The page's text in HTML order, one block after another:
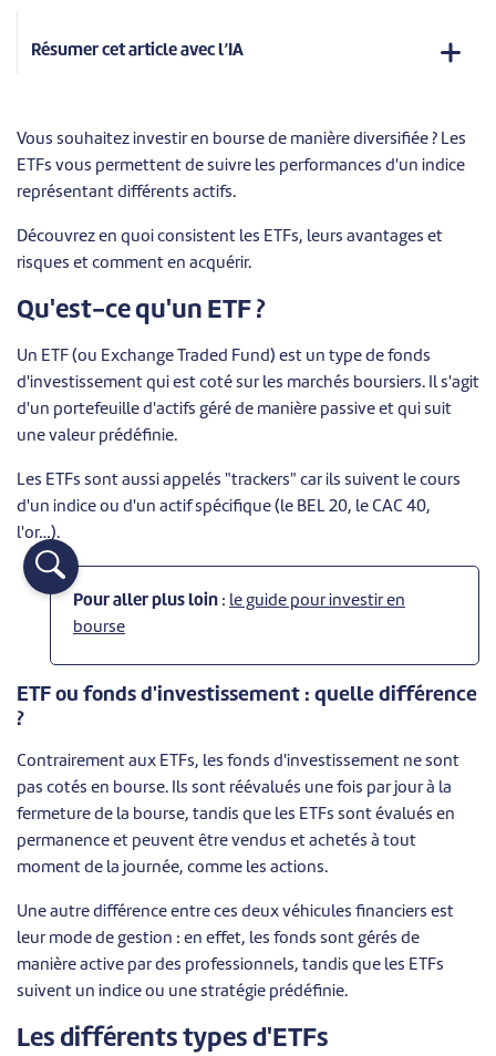
Résumer cet article avec l’IA
Vous souhaitez investir en bourse de manière diversifiée ? Les
ETFs vous permettent de suivre les performances d'un indice
représentant différents actifs.
Découvrez en quoi consistent les ETFs, leurs avantages et
risques et comment en acquérir.
Qu'est-ce qu'un ETF ?
Un ETF (ou Exchange Traded Fund) est un type de fonds
d'investissement qui est coté sur les marchés boursiers. Il s'agit
d'un portefeuille d'actifs géré de manière passive et qui suit
une valeur prédéfinie.
Les ETFs sont aussi appelés "trackers" car ils suivent le cours
d'un indice ou d'un actif spécifique (le BEL 20, le CAC 40,
l'or…).
Pour aller plus loin : le guide pour investir en
bourse
ETF ou fonds d'investissement : quelle différence
?
Contrairement aux ETFs, les fonds d'investissement ne sont
pas cotés en bourse. Ils sont réévalués une fois par jour à la
fermeture de la bourse, tandis que les ETFs sont évalués en
permanence et peuvent être vendus et achetés à tout
moment de la journée, comme les actions.
Une autre différence entre ces deux véhicules financiers est
leur mode de gestion : en effet, les fonds sont gérés de
manière active par des professionnels, tandis que les ETFs
suivent un indice ou une stratégie prédéfinie.
Les différents types d'ETFs